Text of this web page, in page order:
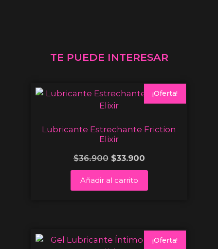
TE PUEDE INTERESAR
¡Oferta!
Lubricante Estrechante Friction
Elixir
$36.900 $33.900
Añadir al carrito
¡Oferta!